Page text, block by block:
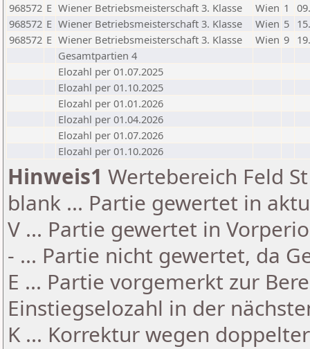
968572 E Wiener Betriebsmeisterschaft 3. Klasse Wien 1
968572 E Wiener Betriebsmeisterschaft 3. Klasse Wien 5
968572 E Wiener Betriebsmeisterschaft 3. Klasse Wien 9
Gesamtpartien 4
Elozahl per 01.07.2025
Elozahl per 01.10.2025
Elozahl per 01.01.2026
Elozahl per 01.04.2026
Elozahl per 01.07.2026
Elozahl per 01.10.2026
Hinweis1 Wertebereich Feld
blank ... Partie gewertet in
V ... Partie gewertet in
- ... Partie nicht gewertet, da
E ... Partie vorgemerkt zur
Einstiegselozahl in der
K ... Korrektur wegen